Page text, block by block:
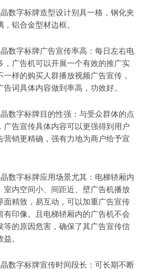
数字标牌造型设计别具一格，钢化夹
，铝合金型材边框。
数字标牌广告宣传率高：每日左右电
，广告机可以开展一个有效的推广实
一样的购买人群播放视频广告宣传，
告词具体内容做到率高，功效好。
数字标牌目的性强：与受众群体的点
广告宣传具体内容可以更强得到用户
营销更精确，强有力地为商户给予宣
数字标牌应用场景尤其：电梯轿厢内
室内空间小、间距近、壁广告机播放
面精致，易互动，可以加重广告宣传
有印像。且电梯轿厢内的广告机不会
等的原因危害，确保了其广告宣传信
。
数字标牌宣传时间段长：可长期不断